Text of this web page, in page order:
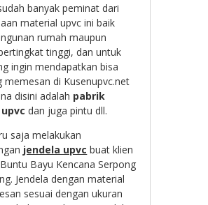
banyak peminat dari
material upvc ini baik
rumah maupun
tinggi, dan untuk
ingin mendapatkan bisa
memesan di Kusenupvc.net
disini adalah pabrik
dan juga pintu dll.
saja melakukan
jendela upvc buat klien
Bayu Kencana Serpong
Jendela dengan material
sesuai dengan ukuran